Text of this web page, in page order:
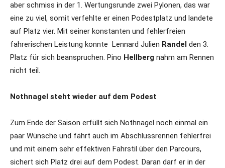
aber schmiss in der 1. Wertungsrunde zwei Pylonen, das war
eine zu viel, somit verfehlte er einen Podestplatz und landete
auf Platz vier. Mit seiner konstanten und fehlerfreien
fahrerischen Leistung konnte Lennard Julien Randel den 3.
Platz für sich beanspruchen. Pino Hellberg nahm am Rennen
nicht teil.
Nothnagel steht wieder auf dem Podest
Zum Ende der Saison erfüllt sich Nothnagel noch einmal ein
paar Wünsche und fährt auch im Abschlussrennen fehlerfrei
und mit einem sehr effektiven Fahrstil über den Parcours,
sichert sich Platz drei auf dem Podest. Daran darf er in der